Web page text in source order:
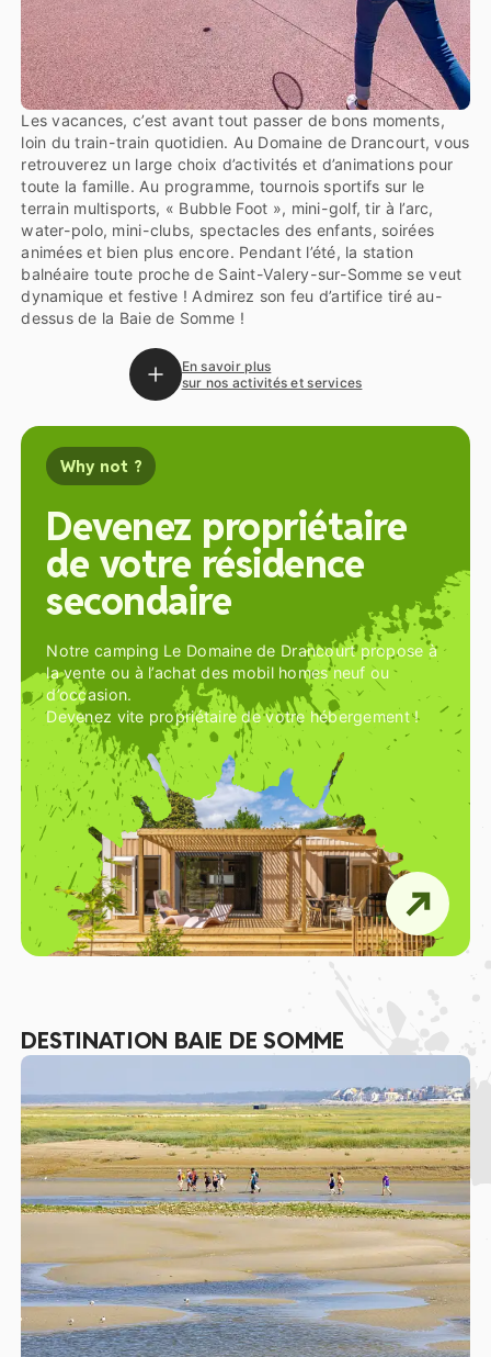
Les vacances, c’est avant tout passer de bons moments,
loin du train-train quotidien. Au Domaine de Drancourt, vous
retrouverez un large choix d’activités et d’animations pour
toute la famille. Au programme, tournois sportifs sur le
terrain multisports, « Bubble Foot », mini-golf, tir à l’arc,
water-polo, mini-clubs, spectacles des enfants, soirées
animées et bien plus encore. Pendant l’été, la station
balnéaire toute proche de Saint-Valery-sur-Somme se veut
dynamique et festive ! Admirez son feu d’artifice tiré au-
dessus de la Baie de Somme !
En savoir plus
sur nos activités et services
Why not ?
Devenez propriétaire
de votre résidence
secondaire
Notre camping Le Domaine de Drancourt propose à
la vente ou à l’achat des mobil homes neuf ou
d’occasion.
Devenez vite propriétaire de votre hébergement !
DESTINATION BAIE DE SOMME